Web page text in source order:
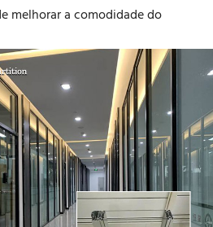
melhorar a comodidade do